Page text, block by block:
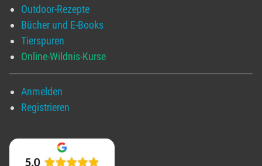
Outdoor-Rezepte
Bücher und E-Books
Tierspuren
Online-Wildnis-Kurse
Anmelden
Registrieren